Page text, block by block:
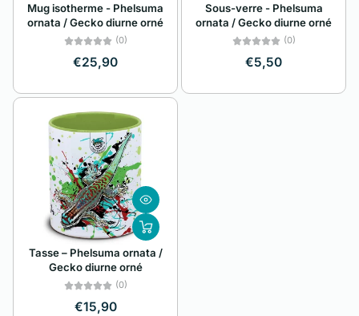
Mug isotherme - Phelsuma
ornata / Gecko diurne orné
(0)
€25,90
Sous-verre - Phelsuma
ornata / Gecko diurne orné
(0)
€5,50
Tasse – Phelsuma ornata /
Gecko diurne orné
(0)
€15,90